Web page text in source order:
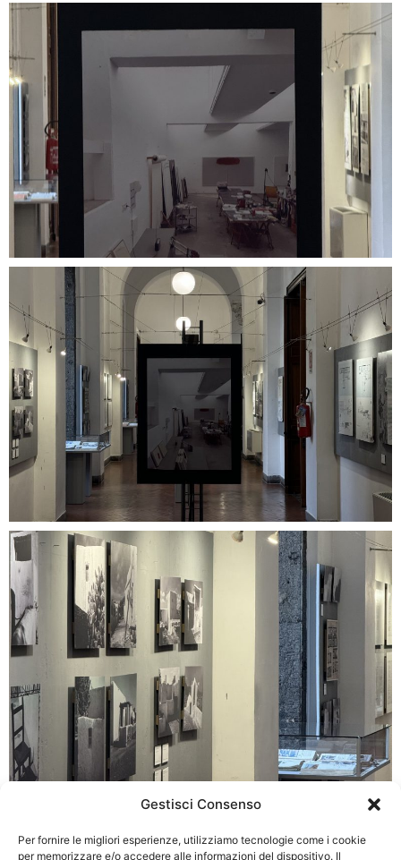
Gestisci Consenso
Per fornire le migliori esperienze, utilizziamo tecnologie come i cookie
per memorizzare e/o accedere alle informazioni del dispositivo. Il